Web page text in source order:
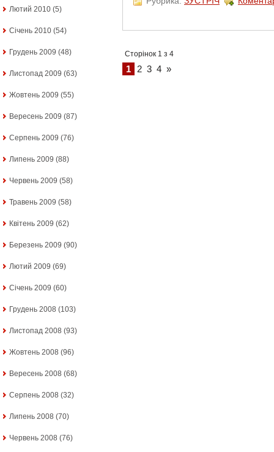
Лютий 2010 (5)
Січень 2010 (54)
Грудень 2009 (48)
Листопад 2009 (63)
Жовтень 2009 (55)
Вересень 2009 (87)
Серпень 2009 (76)
Липень 2009 (88)
Червень 2009 (58)
Травень 2009 (58)
Квітень 2009 (62)
Березень 2009 (90)
Лютий 2009 (69)
Січень 2009 (60)
Грудень 2008 (103)
Листопад 2008 (93)
Жовтень 2008 (96)
Вересень 2008 (68)
Серпень 2008 (32)
Липень 2008 (70)
Червень 2008 (76)
Сторінок 1 з 4
1 2 3 4 »